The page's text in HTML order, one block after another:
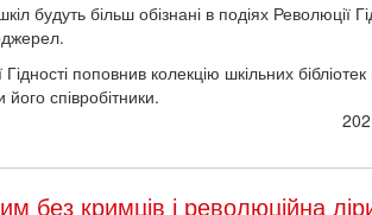
будуть більш обізнані в подіях Революції
поповнив колекцію шкільних бібліотек
співробітники.
без кримців і революційна